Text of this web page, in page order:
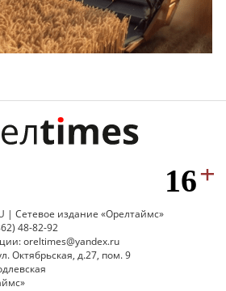
| Сетевое издание «Орелтаймс»
48-82-92
oreltimes@yandex.ru
Октябрьская, д.27, пом. 9